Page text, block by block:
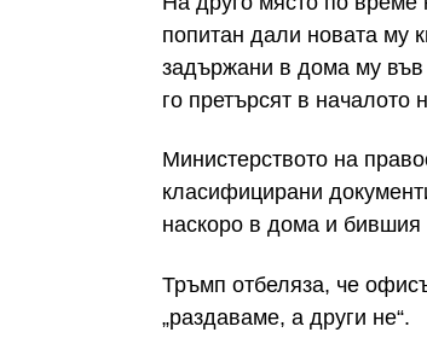
попитан дали новата му
задържани в дома му
го претърсят в началото
Министерството на
класифицирани
наскоро в дома и
Тръмп отбеляза, че
„раздаваме, а други не“.